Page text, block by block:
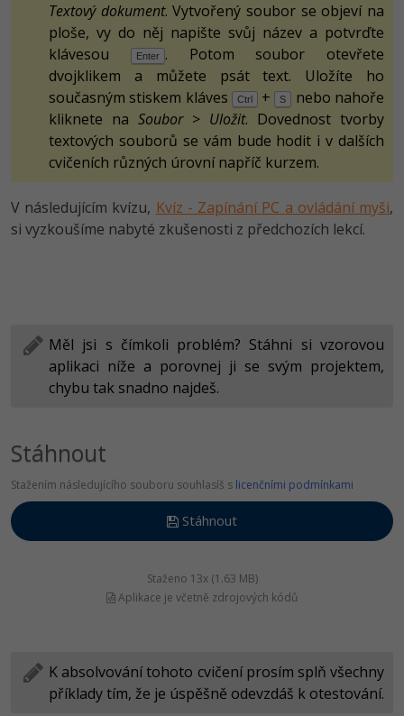
Textový dokument. Vytvořený soubor se objeví na
ploše, vy do něj napište svůj název a potvrďte
klávesou
Enter . Potom soubor otevřete
dvojklikem a můžete psát text. Uložíte ho
současným stiskem kláves
Ctrl + S
nebo nahoře
kliknete na Soubor> Uložit. Dovednost tvorby
textových souborů se vám bude hodit i v dalších
cvičeních různých úrovní napříč kurzem.
V následujícím kvízu, Kvíz - Zapínání PC a ovládání myši,
si vyzkoušíme nabyté zkušenosti z předchozích lekcí.
Měl jsi s čímkoli problém? Stáhni si vzorovou
aplikaci níže a porovnej ji se svým projektem,
chybu tak snadno najdeš.
Stáhnout
Stažením následujícího souboru souhlasíš s licenčními podmínkami
Stáhnout
Staženo 13x (1.63 MB)
Aplikace je včetně zdrojových kódů
K absolvování tohoto cvičení prosím splň všechny
příklady tím, že je úspěšně odevzdáš k otestování.